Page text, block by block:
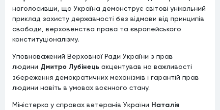
наголосивши, що Україна демонструє світові унікальний
приклад захисту державності без відмови від принципів
свободи, верховенства права та європейського
конституціоналізму.
Уповноважений Верховної Ради України з прав
людини Дмитро Лубінець акцентував на важливості
збереження демократичних механізмів і гарантій прав
людини навіть в умовах воєнного стану.
Міністерка у справах ветеранів України Наталія